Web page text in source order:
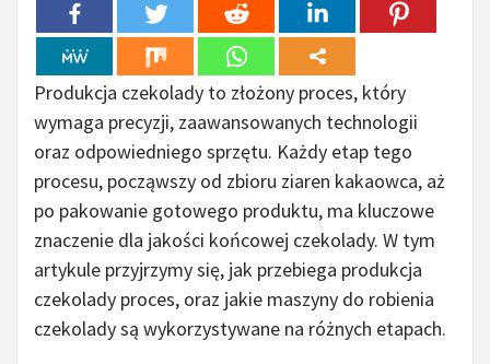
Produkcja czekolady to złożony proces, który
wymaga precyzji, zaawansowanych technologii
oraz odpowiedniego sprzętu. Każdy etap tego
procesu, począwszy od zbioru ziaren kakaowca, aż
po pakowanie gotowego produktu, ma kluczowe
znaczenie dla jakości końcowej czekolady. W tym
artykule przyjrzymy się, jak przebiega produkcja
czekolady proces, oraz jakie maszyny do robienia
czekolady są wykorzystywane na różnych etapach.